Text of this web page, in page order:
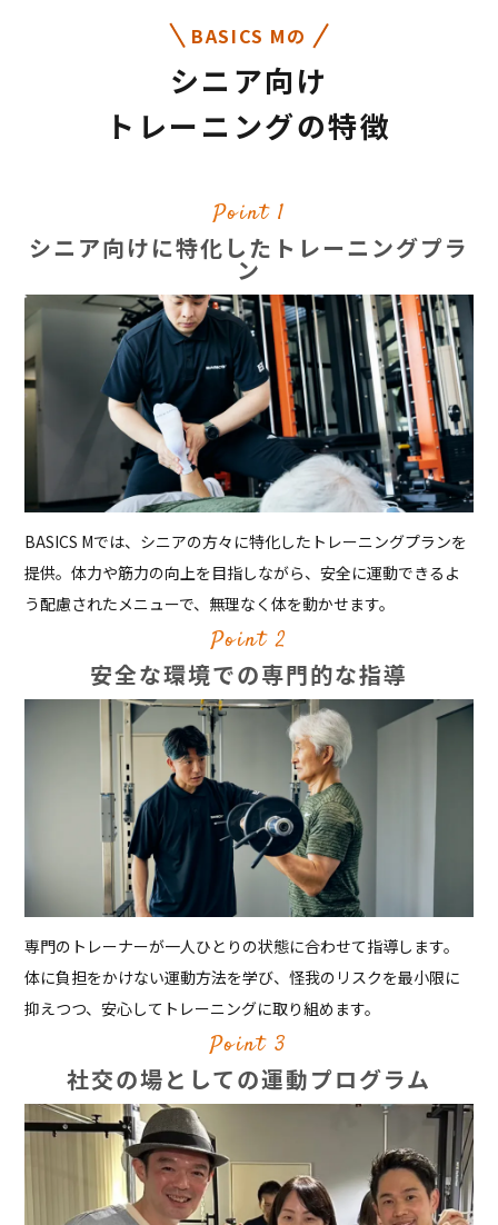
BASICS Mの
シニア向け
トレーニングの特徴
Point 1
シニア向けに特化したトレーニングプラ
ン
BASICS Mでは、シニアの方々に特化したトレーニングプランを
提供。体力や筋力の向上を目指しながら、安全に運動できるよ
う配慮されたメニューで、無理なく体を動かせます。
Point 2
安全な環境での専門的な指導
専門のトレーナーが一人ひとりの状態に合わせて指導します。
体に負担をかけない運動方法を学び、怪我のリスクを最小限に
抑えつつ、安心してトレーニングに取り組めます。
Point 3
社交の場としての運動プログラム